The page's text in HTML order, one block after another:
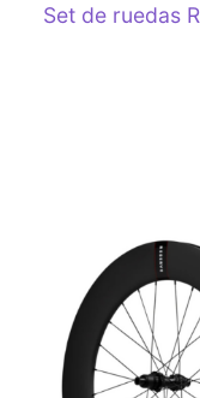
Set de ruedas